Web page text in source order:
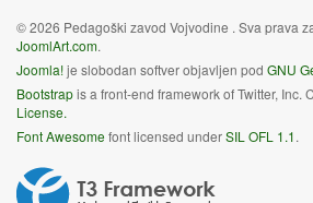
© 2026 Pedagoški zavod Vojvodine . Sva prava
JoomlArt.com.
Joomla!je slobodan softver objavljen pod GNU
Bootstrapis a front-end framework of Twitter, Inc.
License.
Font Awesomefont licensed underSIL OFL 1.1.